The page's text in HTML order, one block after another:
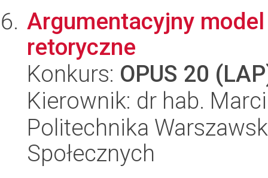
Argumentacyjny
retoryczne
Konkurs: OPUS 20
Kierownik: dr hab.
Politechnika
Społecznych